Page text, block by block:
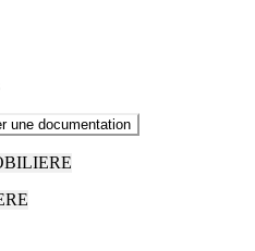
une documentation